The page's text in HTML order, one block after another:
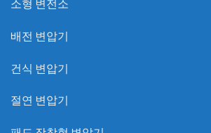
소형 변전소
배전 변압기
건식 변압기
절연 변압기